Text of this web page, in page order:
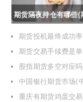
期货隔夜持仓有哪些(
隔夜持仓有哪些风险)
期货投机最终成功
期货交易手续费是
是双边收费)
股指期货多空对应
中国银行期货市场(
重庆有期货鸡蛋交